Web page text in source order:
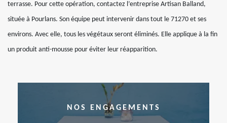
terrasse. Pour cette opération, contactez l’entreprise Artisan Balland,
située à Pourlans. Son équipe peut intervenir dans tout le 71270 et ses
environs. Avec elle, tous les végétaux seront éliminés. Elle applique à la fin
un produit anti-mousse pour éviter leur réapparition.
NOS ENGAGEMENTS